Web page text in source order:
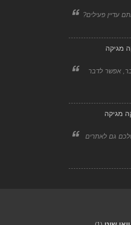
עדיין פעילים?
מגיקה
אפשר לדבר
מגיקה
גם לאתרים